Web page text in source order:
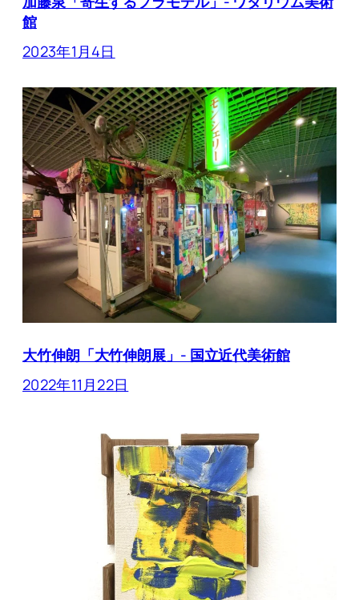
館
2023年1月4日
大竹伸朗「大竹伸朗展」- 国立近代美術館
2022年11月22日